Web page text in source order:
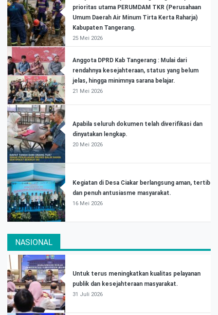
prioritas utama PERUMDAM TKR (Perusahaan
Umum Daerah Air Minum Tirta Kerta Raharja)
Kabupaten Tangerang.
25 Mei 2026
Anggota DPRD Kab Tangerang : Mulai dari
rendahnya kesejahteraan, status yang belum
jelas, hingga minimnya sarana belajar.
21 Mei 2026
Apabila seluruh dokumen telah diverifikasi dan
dinyatakan lengkap.
20 Mei 2026
Kegiatan di Desa Ciakar berlangsung aman, tertib
dan penuh antusiasme masyarakat.
16 Mei 2026
NASIONAL
Untuk terus meningkatkan kualitas pelayanan
publik dan kesejahteraan masyarakat.
31 Juli 2026